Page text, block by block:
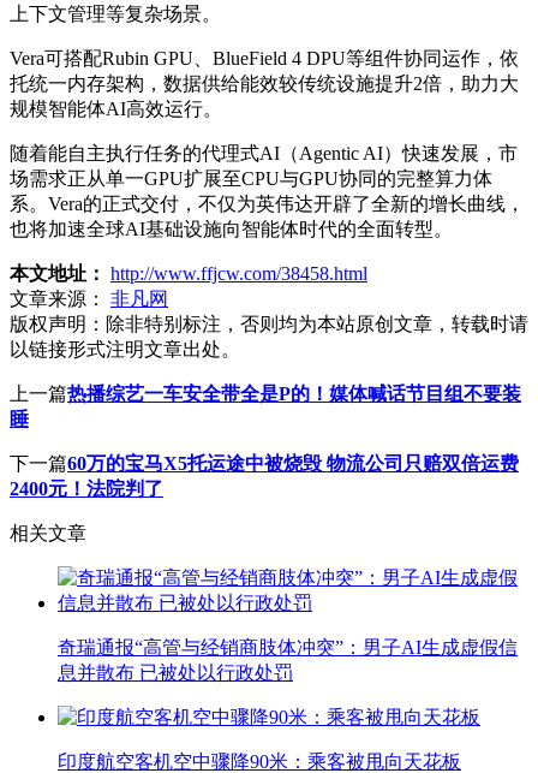
上下文管理等复杂场景。
Vera可搭配Rubin GPU、BlueField 4 DPU等组件协同运作，依
托统一内存架构，数据供给能效较传统设施提升2倍，助力大
规模智能体AI高效运行。
随着能自主执行任务的代理式AI（Agentic AI）快速发展，市
场需求正从单一GPU扩展至CPU与GPU协同的完整算力体
系。Vera的正式交付，不仅为英伟达开辟了全新的增长曲线，
也将加速全球AI基础设施向智能体时代的全面转型。
本文地址： http://www.ffjcw.com/38458.html
文章来源：
非凡网
版权声明： 除非特别标注，否则均为本站原创文章，转载时请
以链接形式注明文章出处。
上一篇热播综艺一车安全带全是P的！媒体喊话节目组不要装
睡
下一篇60万的宝马X5托运途中被烧毁 物流公司只赔双倍运费
2400元！法院判了
相关文章
奇瑞通报“高管与经销商肢体冲突”：男子AI生成虚假信
息并散布 已被处以行政处罚
印度航空客机空中骤降90米：乘客被甩向天花板